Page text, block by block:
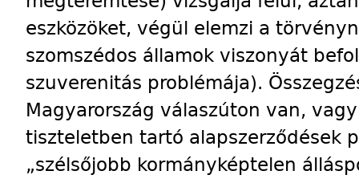
eszközöket, végül elemzi a
szomszédos államok viszonyát
szuverenitás problémája).
Magyarország válaszúton van,
tiszteletben tartó alapszerződések
„szélsőjobb kormányképtelen